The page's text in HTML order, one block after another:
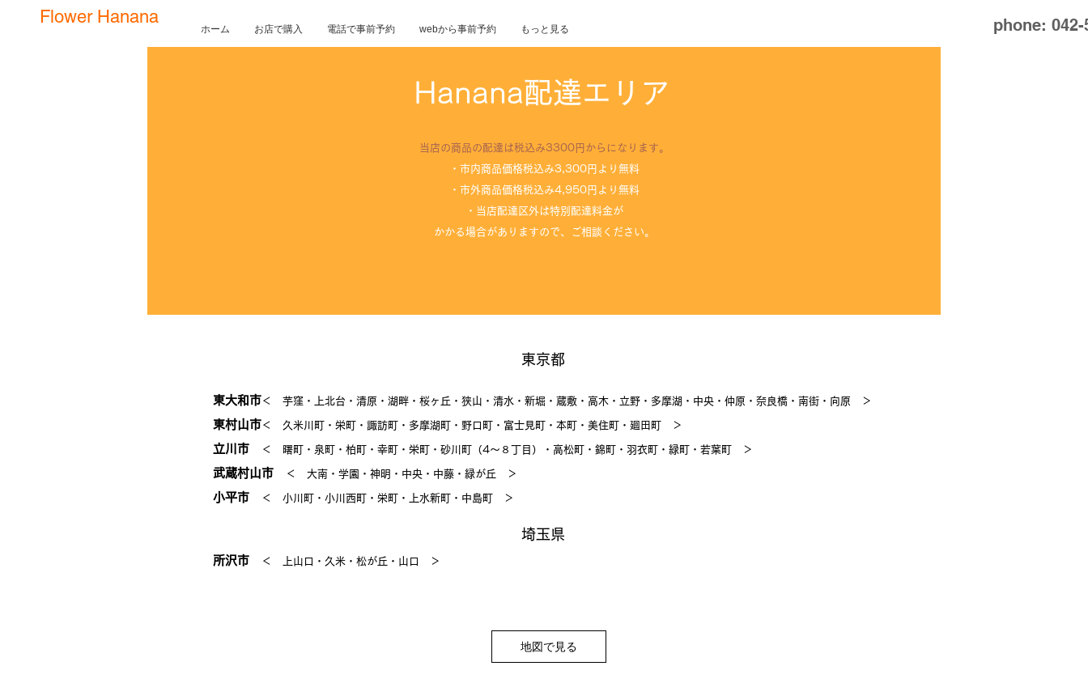
Flower Hanana
ホーム お店で購入 電話で事前予約 webから事前予約 もっと見る phone: 042-
​Hanana配達エリア
当店の商品の配達は税込み3300円からになります。
・市内商品価格税込み3,300円より無料
・市外商品価格税込み4,950円より無料
・当店配達区外は特別配達料金が
かかる場合がありますので、ご相談ください。
東京都
東大和市＜ 芋窪・上北台・清原・湖畔・桜ヶ丘・狭山・清水・新堀・蔵敷・高木・立野・多摩湖・中央・仲原・奈良橋・南街・向原 ＞
東村山市＜ 久米川町・栄町・諏訪町・多摩湖町・野口町・富士見町・本町・美住町・廻田町 ＞
立川市 ＜ 曙町・泉町・柏町・幸町・栄町・砂川町（4～８丁目）・高松町・錦町・羽衣町・緑町・若葉町 ＞
武蔵村山市 ＜ 大南・学園・神明・中央・中藤・緑が丘 ＞
小平市 ＜ 小川町・小川西町・栄町・上水新町・中島町 ＞
埼玉県
所沢市 ＜ 上山口・久米・松が丘・山口 ＞
地図で見る